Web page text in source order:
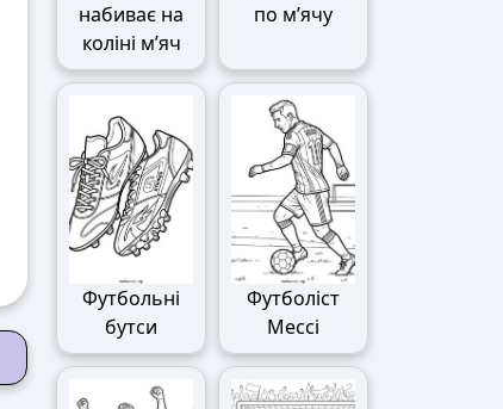
набиває на
коліні м’яч
по м’ячу
Футбольні
бутси
Футболіст
Мессі